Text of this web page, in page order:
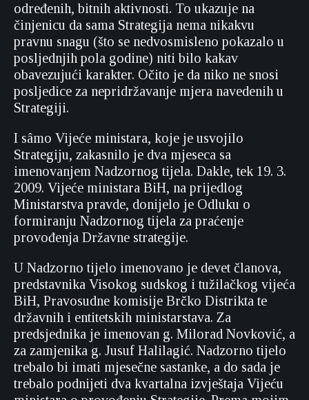
određenih, bitnih aktivnosti. To ukazuje na
činjenicu da sama Strategija nema nikakvu
pravnu snagu (što se nedvosmisleno pokazalo u
posljednjih pola godine) niti bilo kakav
obavezujući karakter. Očito je da niko ne snosi
posljedice za nepridržavanje mjera navedenih u
Strategiji.
I sâmo Vijeće ministara, koje je usvojilo
Strategiju, zakasnilo je dva mjeseca sa
imenovanjem Nadzornog tijela. Dakle, tek 19. 3.
2009. Vijeće ministara BiH, na prijedlog
Ministarstva pravde, donijelo je Odluku o
formiranju Nadzornog tijela za praćenje
provođenja Državne strategije.
U Nadzorno tijelo imenovano je devet članova,
predstavnika Visokog sudskog i tužilačkog vijeća
BiH, Pravosudne komisije Brčko Distrikta te
državnih i entitetskih ministarstava. Za
predsjednika je imenovan g. Milorad Novković, a
za zamjenika g. Jusuf Halilagić. Nadzorno tijelo
trebalo bi imati mjesečne sastanke, a do sada je
trebalo podnijeti dva kvartalna izvještaja Vijeću